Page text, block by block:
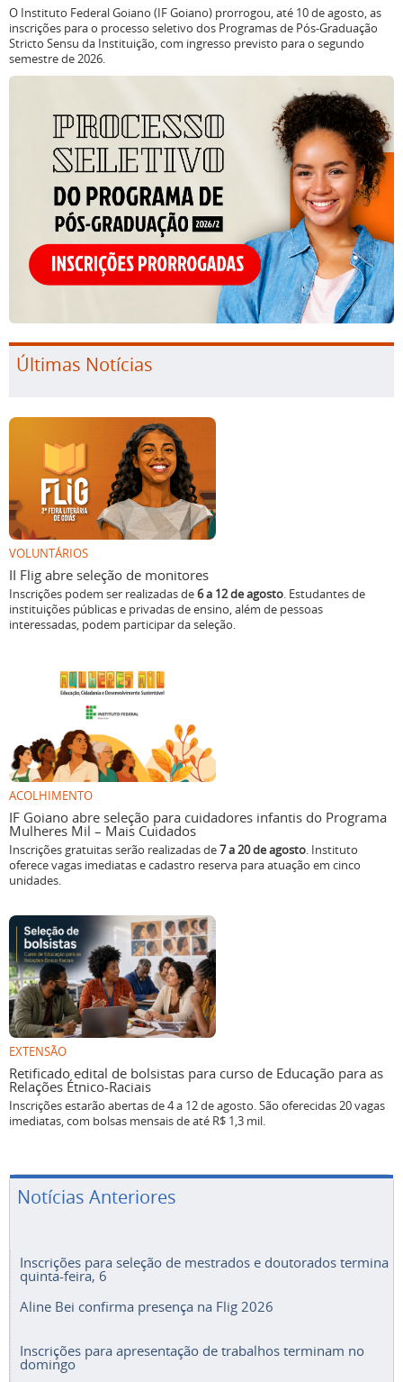
O Instituto Federal Goiano (IF Goiano) prorrogou, até 10 de agosto, as
inscrições para o processo seletivo dos Programas de Pós-Graduação
Stricto Sensu da Instituição, com ingresso previsto para o segundo
semestre de 2026.
Últimas Notícias
VOLUNTÁRIOS
II Flig abre seleção de monitores
Inscrições podem ser realizadas de6 a 12 de agosto. Estudantes de
instituições públicas e privadas de ensino, além de pessoas
interessadas, podem participar da seleção.
ACOLHIMENTO
IF Goiano abre seleção para cuidadores infantis do Programa
Mulheres Mil – Mais Cuidados
Inscrições gratuitas serão realizadas de7 a 20 de agosto. Instituto
oferece vagas imediatas e cadastro reserva para atuação em cinco
unidades.
EXTENSÃO
Retificado edital de bolsistas para curso de Educação para as
Relações Étnico-Raciais
Inscrições estarão abertas de 4 a 12 de agosto. São oferecidas 20 vagas
imediatas, com bolsas mensais de até R$ 1,3 mil.
Notícias Anteriores
Inscrições para seleção de mestrados e doutorados termina
quinta-feira, 6
Aline Bei confirma presença na Flig 2026
Inscrições para apresentação de trabalhos terminam no
domingo